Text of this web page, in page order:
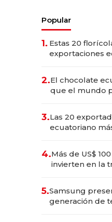
Popular
1. Estas 20
exportaciones
2.El chocolate
que el mundo
3.Las 20
ecuatoriano
4.Más de US$
invierten en la
5.Samsung
generación de